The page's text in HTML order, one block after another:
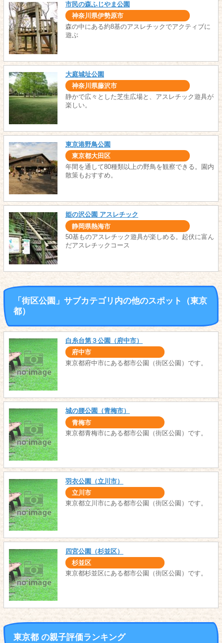
市民の森ふじやま公園
神奈川県伊勢原市
森の中にある約8基のアスレチックでアクティブに
遊ぶ
大庭城址公園
神奈川県藤沢市
静かで広々とした芝生広場と、アスレチック遊具が
楽しい。
東京港野鳥公園
東京都大田区
年間を通して80種類以上の野鳥を観察できる。園内
散策もおすすめ。
姫の沢公園 アスレチック
静岡県熱海市
50基ものアスレチック遊具が楽しめる。起伏に富ん
だアスレチックコース
「街区公園」サブカテゴリ内の他のスポット（東京
都）
白糸台第３公園（府中市）
府中市
東京都府中市にある都市公園（街区公園）です。
城の腰公園（青梅市）
青梅市
東京都青梅市にある都市公園（街区公園）です。
羽衣公園（立川市）
立川市
東京都立川市にある都市公園（街区公園）です。
四宮公園（杉並区）
杉並区
東京都杉並区にある都市公園（街区公園）です。
東京都 の親子評価ランキング